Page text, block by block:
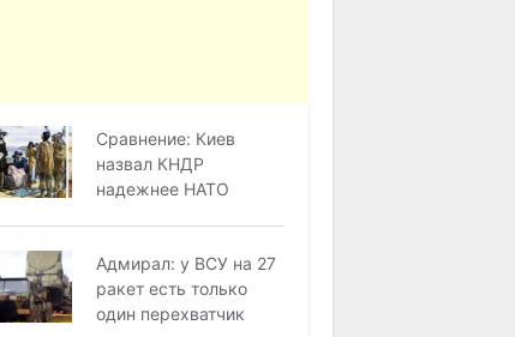
Сравнение: Киев
назвал КНДР
надежнее НАТО
Адмирал: у ВСУ на 27
ракет есть только
один перехватчик